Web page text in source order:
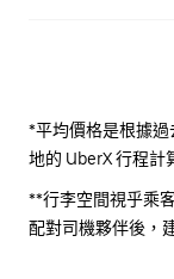
*平均價格是根據過
地的 UberX 行程計
**行李空間視乎乘
配對司機夥伴後，